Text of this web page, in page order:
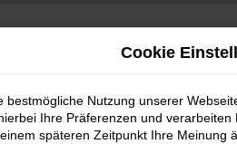
Cookie
bestmögliche Nutzung unserer
Ihre Präferenzen und
späteren Zeitpunkt Ihre